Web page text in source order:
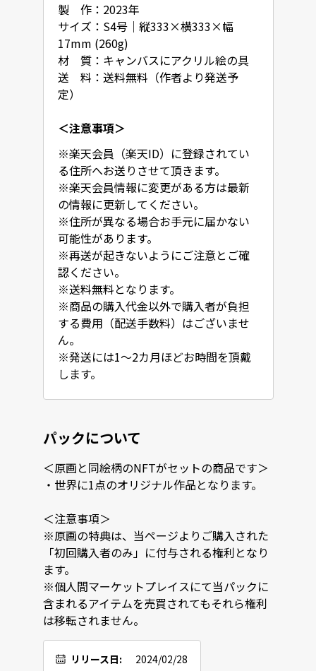
製　作：2023年
サイズ：S4号｜縦333×横333×幅
17mm (260g)
材　質：キャンバスにアクリル絵の具
送　料：送料無料（作者より発送予
定）
＜注意事項＞
※楽天会員（楽天ID）に登録されてい
る住所へお送りさせて頂きます。
※楽天会員情報に変更がある方は最新
の情報に更新してください。
※住所が異なる場合お手元に届かない
可能性があります。
※再送が起きないようにご注意とご確
認ください。
※送料無料となります。
※商品の購入代金以外で購入者が負担
する費用（配送手数料）はございませ
ん。
※発送には1～2カ月ほどお時間を頂戴
します。
パックについて
＜原画と同絵柄のNFTがセットの商品です＞
・世界に1点のオリジナル作品となります。
＜注意事項＞
※原画の特典は、当ページよりご購入された
「初回購入者のみ」に付与される権利となり
ます。
※個人間マーケットプレイスにて当パックに
含まれるアイテムを売買されてもそれら権利
は移転されません。
リリース日: 2024/02/28